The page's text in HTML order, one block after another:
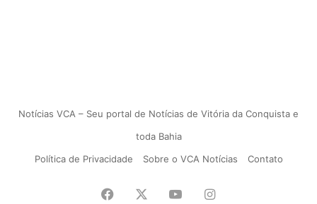
Notícias VCA – Seu portal de Notícias de Vitória da Conquista e
toda Bahia
Política de Privacidade
Sobre o VCA Notícias Contato
Facebook YouTubeInstagram